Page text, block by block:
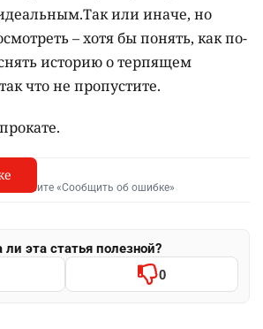
или иначе, но
– хотя бы понять, как по-
историю о терпящем
что не пропустите.
и нажмите «Сообщить об ошибке»
эта статья полезной?
0